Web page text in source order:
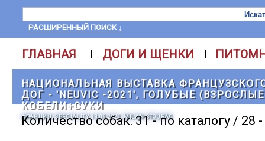
РАСШИРЕННЫЙ ПОИСК ↓
ГЛАВНАЯ | ДОГИ И ЩЕНКИ |
НАЦИОНАЛЬНАЯ ВЫСТАВКА
ДОГ - 'NEUVIC -2021', ГОЛУБЫЕ
КОБЕЛИ+СУКИ
ФРАНЦИЯ, SPECIALITY, 18.09.2021, MILAN STOURAC
Количество собак: 31 - по каталогу / 28